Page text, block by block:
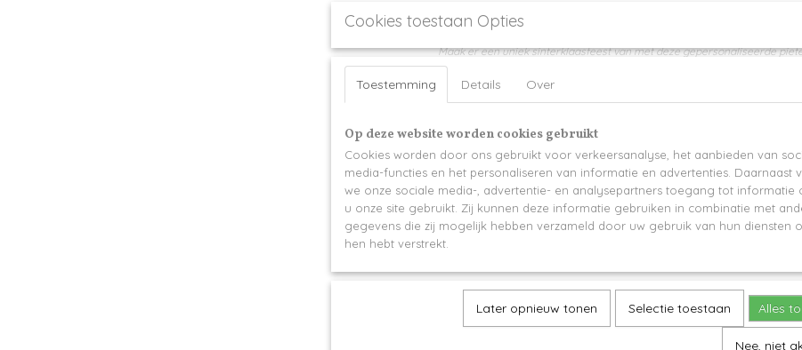
Omschrijving
Maak er een uniek sinterklaasfeest van met deze gepersonaliseerde
naam!
Verkrijgbaar in blauw, geel, groen, paars, roze & rood
Naam wordt boven op de muts gedrukt.
Uitvoering: Polyester
Levertijd 3-4 werkdagen
Cookies toestaan Opties
Toestemming Details Over
Op deze website worden cookies gebruikt
Cookies worden door ons gebruikt voor verkeersanalyse, het aanbieden van
media-functies en het personaliseren van informatie en advertenties. Daarnaast
we onze sociale media-, advertentie- en analysepartners toegang tot informatie
u onze site gebruikt. Zij kunnen deze informatie gebruiken in combinatie met
gegevens die zij mogelijk hebben verzameld door uw gebruik van hun diensten
hen hebt verstrekt.
Later opnieuw tonen Selectie toestaan Alles
Nee, niet